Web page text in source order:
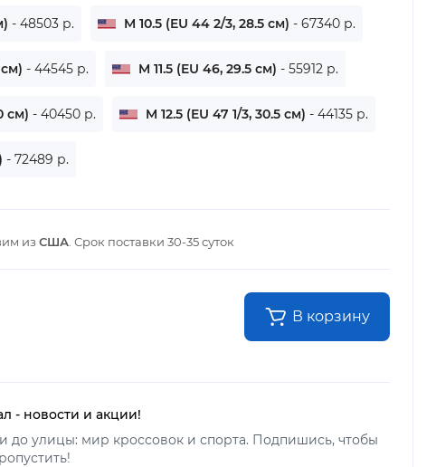
- 48503 р. M 10.5 (EU 44 2/3, 28.5 см) - 67340 р.
см) - 44545 р. M 11.5 (EU 46, 29.5 см) - 55912 р.
см) - 40450 р. M 12.5 (EU 47 1/3, 30.5 см) - 44135 р.
- 72489 р.
из США . Срок поставки 30-35 суток
В корзину
- новости и акции!
до улицы: мир кроссовок и спорта. Подпишись, чтобы